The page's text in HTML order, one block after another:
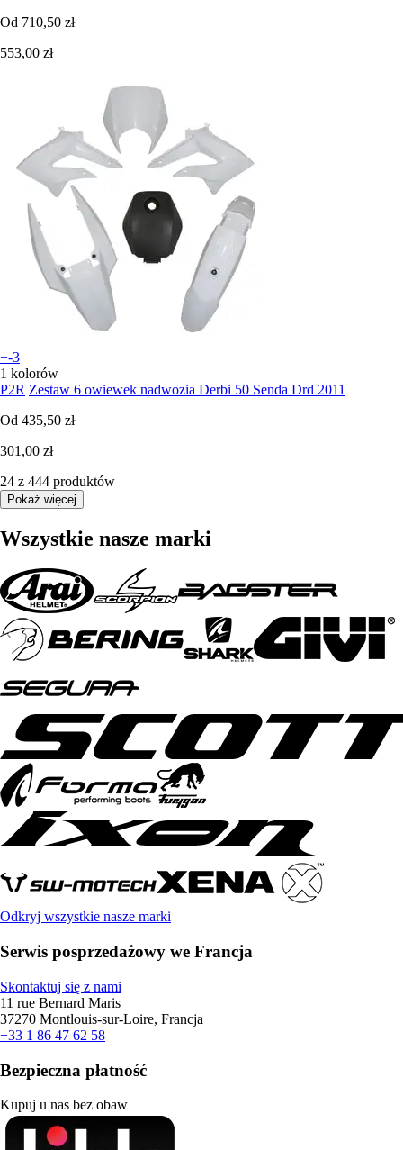
Od 710,50 zł
553,00 zł
+-3
1 kolorów
P2R Zestaw 6 owiewek nadwozia Derbi 50 Senda Drd 2011
Od 435,50 zł
301,00 zł
24 z 444 produktów
Pokaż więcej
Wszystkie nasze marki
Odkryj wszystkie nasze marki
Serwis posprzedażowy we Francja
Skontaktuj się z nami
11 rue Bernard Maris
37270 Montlouis-sur-Loire, Francja
+33 1 86 47 62 58
Bezpieczna płatność
Kupuj u nas bez obaw